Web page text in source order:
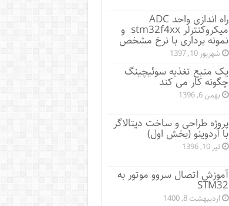
راه اندازی واحد ADC
میکروکنترلر stm32f4xx و
نمونه برداری با نرخ مشخص
شهریور 10, 1397
یک منبع تغذیه سوئیچینگ
چگونه کار می کند
بهمن 6, 1396
پروژه طراحی و ساخت دیتالاگر
با آردوینو (بخش اول)
تیر 10, 1396
آموزش اتصال سروو موتور به
STM32
اردیبهشت 8, 1400